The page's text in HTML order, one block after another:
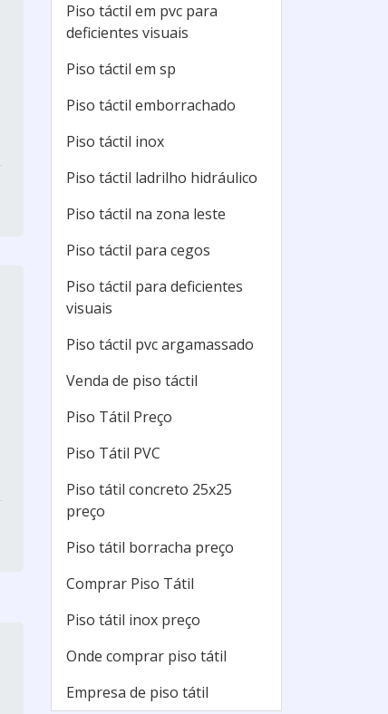
Piso táctil em pvc para
deficientes visuais
Piso táctil em sp
Piso táctil emborrachado
Piso táctil inox
Piso táctil ladrilho hidráulico
Piso táctil na zona leste
Piso táctil para cegos
Piso táctil para deficientes
visuais
Piso táctil pvc argamassado
Venda de piso táctil
Piso Tátil Preço
Piso Tátil PVC
Piso tátil concreto 25x25
preço
Piso tátil borracha preço
Comprar Piso Tátil
Piso tátil inox preço
Onde comprar piso tátil
Empresa de piso tátil